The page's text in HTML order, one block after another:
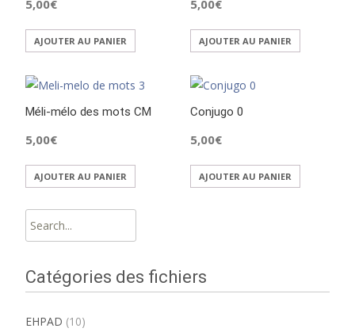
5,00€
AJOUTER AU PANIER
5,00€
AJOUTER AU PANIER
Méli-mélo des mots CM
5,00€
AJOUTER AU PANIER
Conjugo 0
5,00€
AJOUTER AU PANIER
Search
for:
Catégories des fichiers
EHPAD (10)